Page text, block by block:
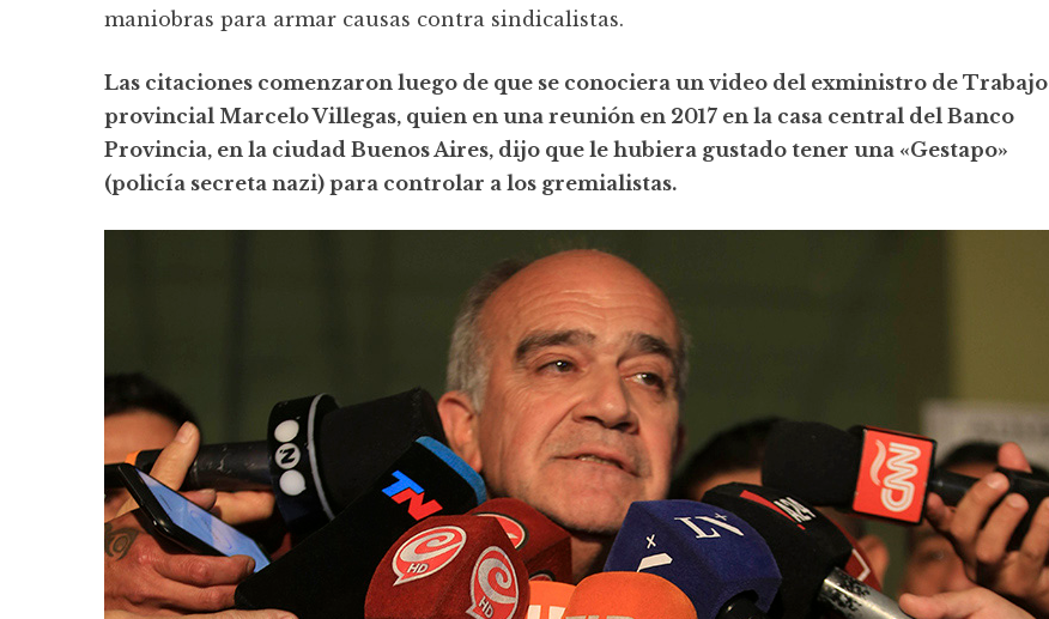
maniobras para armar causas contra sindicalistas.
Las citaciones comenzaron luego de que se conociera un video del exministro de Trabajo
provincial Marcelo Villegas, quien en una reunión en 2017 en la casa central del Banco
Provincia, en la ciudad Buenos Aires, dijo que le hubiera gustado tener una «Gestapo»
(policía secreta nazi) para controlar a los gremialistas.